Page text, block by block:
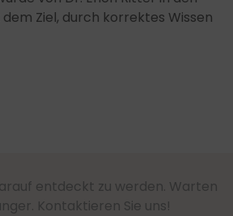
Ziel, durch korrektes Wissen
entdeckt zu werden. Warten
Kontaktieren Sie uns!